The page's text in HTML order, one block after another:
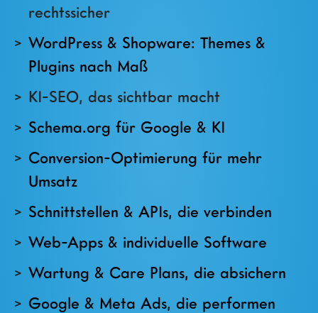
rechtssicher
WordPress & Shopware: Themes &
Plugins nach Maß
KI-SEO, das sichtbar macht
Schema.org für Google & KI
Conversion-Optimierung für mehr
Umsatz
Schnittstellen & APIs, die verbinden
Web-Apps & individuelle Software
Wartung & Care Plans, die absichern
Google & Meta Ads, die performen